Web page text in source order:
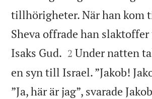
tillhörigheter. När han kom
Sheva offrade han
Isaks Gud. 

2 Under natten
en syn till Israel. ”Jakob!
”Ja, här är jag”, svarade